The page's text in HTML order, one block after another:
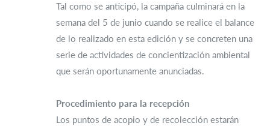
Tal como se anticipó, la campaña culminará en la
semana del 5 de junio cuando se realice el balance
de lo realizado en esta edición y se concreten una
serie de actividades de concientización ambiental
que serán oportunamente anunciadas.
Procedimiento para la recepción
Los puntos de acopio y de recolección estarán